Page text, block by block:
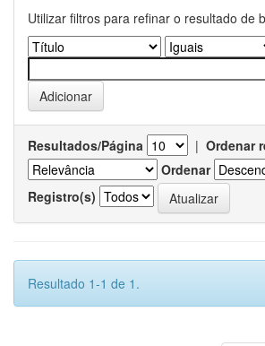
Utilizar filtros para refinar o resultado de
Resultados/Página | Ordenar
Ordenar
Registro(s)
Resultado 1-1 de 1.